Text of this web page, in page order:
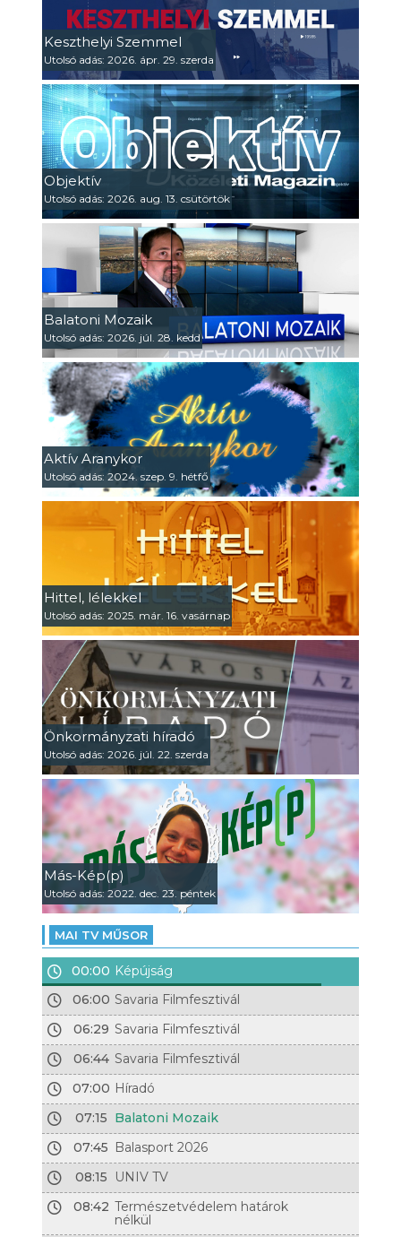
Keszthelyi Szemmel
Utolsó adás: 2026. ápr. 29. szerda
Objektív
Utolsó adás: 2026. aug. 13. csütörtök
Balatoni Mozaik
Utolsó adás: 2026. júl. 28. kedd
Aktív Aranykor
Utolsó adás: 2024. szep. 9. hétfő
Hittel, lélekkel
Utolsó adás: 2025. már. 16. vasárnap
Önkormányzati híradó
Utolsó adás: 2026. júl. 22. szerda
Más-Kép(p)
Utolsó adás: 2022. dec. 23. péntek
MAI TV MŰSOR
00:00 Képújság
06:00 Savaria Filmfesztivál
06:29 Savaria Filmfesztivál
06:44 Savaria Filmfesztivál
07:00 Híradó
07:15 Balatoni Mozaik
07:45 Balasport 2026
08:15
UNIV TV
08:42 Természetvédelem határok
nélkül